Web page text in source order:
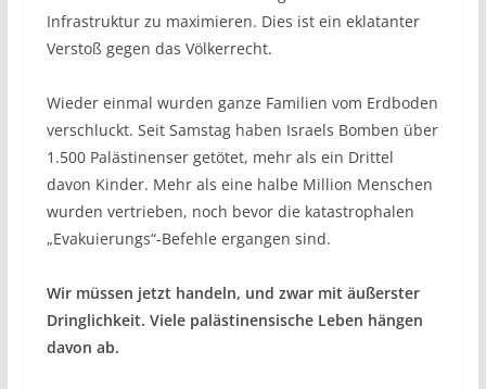
Infrastruktur zu maximieren. Dies ist ein eklatanter
Verstoß gegen das Völkerrecht.
Wieder einmal wurden ganze Familien vom Erdboden
verschluckt. Seit Samstag haben Israels Bomben über
1.500 Palästinenser getötet, mehr als ein Drittel
davon Kinder. Mehr als eine halbe Million Menschen
wurden vertrieben, noch bevor die katastrophalen
„Evakuierungs“-Befehle ergangen sind.
Wir müssen jetzt handeln, und zwar mit äußerster
Dringlichkeit. Viele palästinensische Leben hängen
davon ab.